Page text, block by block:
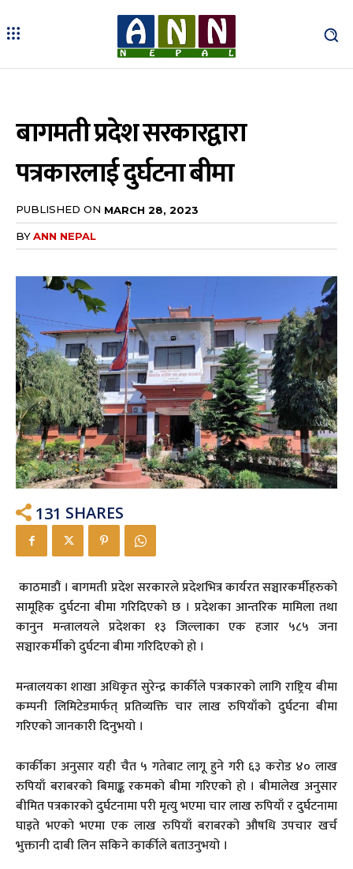
बागमती प्रदेश सरकारद्वारा
पत्रकारलाई दुर्घटना बीमा
PUBLISHED ON MARCH 28, 2023
BYANN NEPAL
131 SHARES
काठमाडौं । बागमती प्रदेश सरकारले प्रदेशभित्र कार्यरत सञ्चारकर्मीहरुको
सामूहिक दुर्घटना बीमा गरिदिएको छ । प्रदेशका आन्तरिक मामिला तथा
कानुन मन्त्रालयले प्रदेशका १३ जिल्लाका एक हजार ५८५ जना
सञ्चारकर्मीको दुर्घटना बीमा गरिदिएको हो ।
मन्त्रालयका शाखा अधिकृत सुरेन्द्र कार्कीले पत्रकारको लागि राष्ट्रिय बीमा
कम्पनी लिमिटेडमार्फत् प्रतिव्यक्ति चार लाख रुपियाँको दुर्घटना बीमा
गरिएको जानकारी दिनुभयो ।
कार्कीका अनुसार यही चैत ५ गतेबाट लागू हुने गरी ६३ करोड ४० लाख
रुपियाँ बराबरको बिमाङ्क रकमको बीमा गरिएको हो । बीमालेख अनुसार
बीमित पत्रकारको दुर्घटनामा परी मृत्यु भएमा चार लाख रुपियाँ र दुर्घटनामा
घाइते भएको भएमा एक लाख रुपियाँ बराबरको औषधि उपचार खर्च
भुक्तानी दाबी लिन सकिने कार्कीले बताउनुभयो ।